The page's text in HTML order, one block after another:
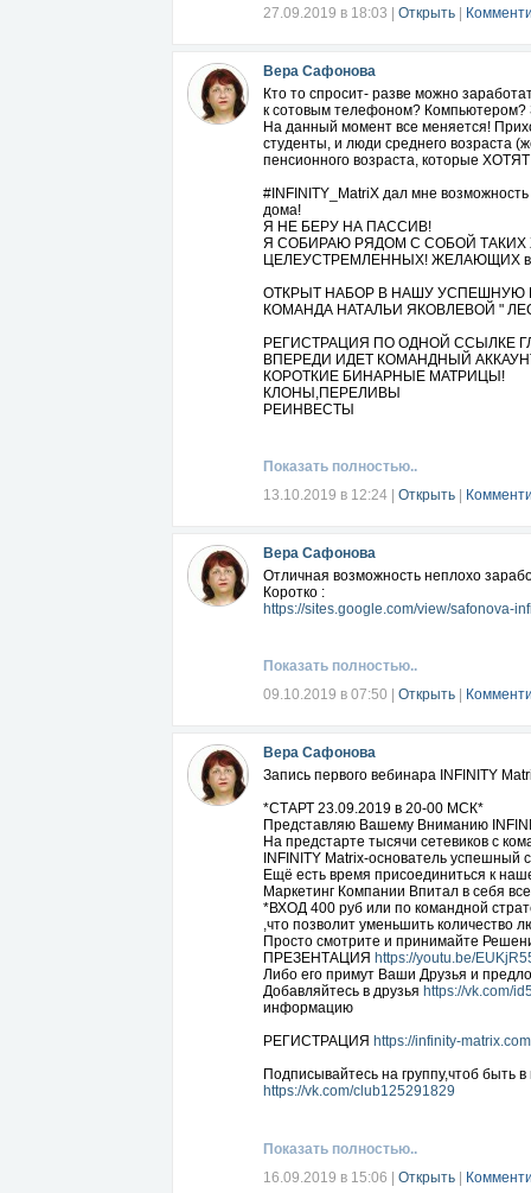
27.09.2019 в 18:03
Открыть
Вера Сафонова
Кто то спросит- разве можно
к сотовым телефоном? Компьютером?
На данный момент все меняется!
студенты, и люди среднего возраста
пенсионного возраста, которые
#INFINITY_MatriX дал мне
дома!
Я НЕ БЕРУ НА ПАССИВ!
Я СОБИРАЮ РЯДОМ С СОБОЙ ТАКИХ
ЦЕЛЕУСТРЕМЛЕННЫХ! ЖЕЛАЮЩИХ
ОТКРЫТ НАБОР В НАШУ
КОМАНДА НАТАЛЬИ ЯКОВЛЕВОЙ "
РЕГИСТРАЦИЯ ПО ОДНОЙ ССЫЛКЕ
ВПЕРЕДИ ИДЕТ КОМАНДНЫЙ
КОРОТКИЕ БИНАРНЫЕ МАТРИЦЫ!
КЛОНЫ,ПЕРЕЛИВЫ
РЕИНВЕСТЫ
ДОСТУПНЫЙ ВХОД - 400 РУБЛЕЙ!!!
В нашей команде "Лестница в Удачу"
Показать полностью..
13.10.2019 в 12:24
Открыть
Вера Сафонова
Отличная возможность неплохо
Коротко :
https://sites.google.com/view/safonova-
Показать полностью..
09.10.2019 в 07:50
Открыть
Вера Сафонова
Запись первого вебинара INFINITY
*СТАРТ 23.09.2019 в 20-00 МСК*
Представляю Вашему Вниманию
На предстарте тысячи сетевиков с
INFINITY Matrix-основатель успешный
Ещё есть время присоединиться к
Маркетинг Компании Впитал в себя
*ВХОД 400 руб или по командной
,что позволит уменьшить количество
Просто смотрите и принимайте
ПРЕЗЕНТАЦИЯ https://youtu.be/
Либо его примут Ваши Друзья и
Добавляйтесь в друзья https://vk.com/
информацию
РЕГИСТРАЦИЯ https://infinity-
Подписывайтесь на группу,чтоб быть в
https://vk.com/club125291829
Показать полностью..
16.09.2019 в 15:06
Открыть